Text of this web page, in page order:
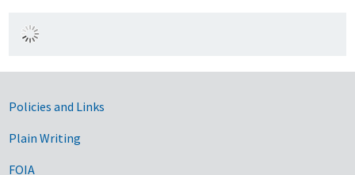
Government Links
Policies and Links
Plain Writing
FOIA